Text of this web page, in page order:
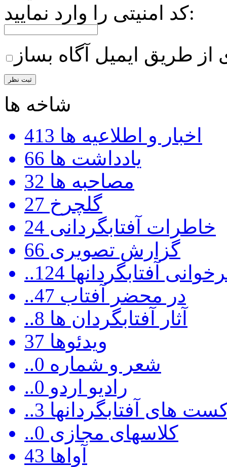
کد امنیتی را وارد نمایید:
طریق ایمیل آگاه بساز
شاخه ها
اخبار و اطلاعیه ها 413
یادداشت ها 66
مصاحبه ها 32
گلچرخ 27
خاطرات آفتابگردانی 24
گزارش تصویری 66
آفتابگردانها 124
..در محضر آفتاب 47
..آثار آفتابگردان ها 8
ویدئوها 37
..شعر و شماره 0
..رادیو اردو 0
های آفتابگردانها 3
..کلاسهای مجازی 0
آواها 43